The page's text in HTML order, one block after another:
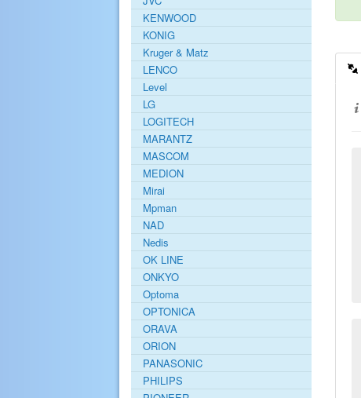
KENWOOD
KONIG
Kruger & Matz
LENCO
Level
LG
LOGITECH
MARANTZ
MASCOM
MEDION
Mirai
Mpman
NAD
Nedis
OK LINE
ONKYO
Optoma
OPTONICA
ORAVA
ORION
PANASONIC
PHILIPS